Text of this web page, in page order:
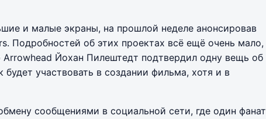
и малые экраны, на прошлой неделе анонсировав
Подробностей об этих проектах всё ещё очень мало,
Йохан Пилештедт подтвердил одну вещь об
участвовать в создании фильма, хотя и в
сообщениями в социальной сети, где один фанат